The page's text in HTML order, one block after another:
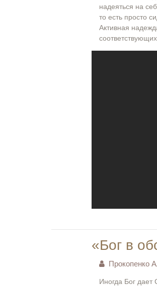
надеяться на
то есть просто
Активная
«Бог в
Прокопенко
Иногда Бог дает